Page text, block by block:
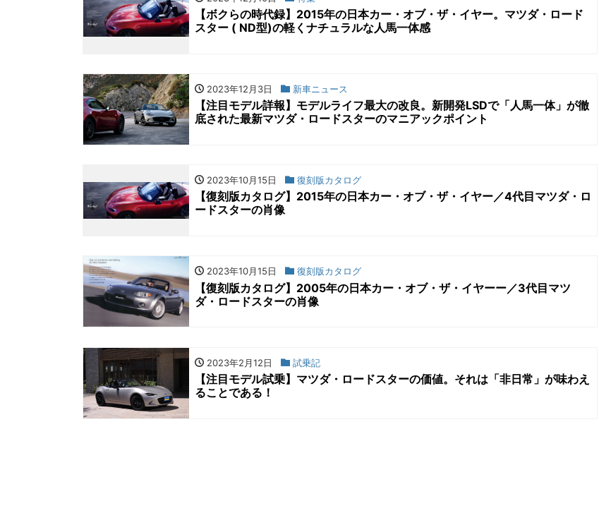
【ボクらの時代録】2015年の日本カー・オブ・ザ・イヤー。マツダ・ロード
スター ( ND型)の軽くナチュラルな人馬一体感
2023年12月3日 新車ニュース
【注目モデル詳報】モデルライフ最大の改良。新開発LSDで「人馬一体」が徹
底された最新マツダ・ロードスターのマニアックポイント
2023年10月15日 復刻版カタログ
【復刻版カタログ】2015年の日本カー・オブ・ザ・イヤー／4代目マツダ・ロ
ードスターの肖像
2023年10月15日 復刻版カタログ
【復刻版カタログ】2005年の日本カー・オブ・ザ・イヤーー／3代目マツ
ダ・ロードスターの肖像
2023年2月12日 試乗記
【注目モデル試乗】マツダ・ロードスターの価値。それは「非日常」が味わえ
ることである！